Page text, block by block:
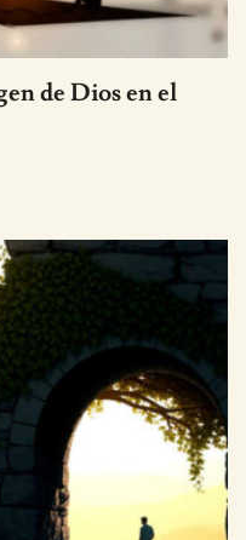
de Dios en el